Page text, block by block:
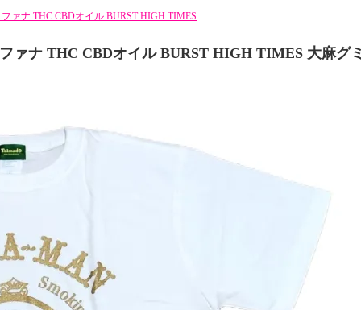
ァナ THC CBDオイル BURST HIGH TIMES
ァナ THC CBDオイル BURST HIGH TIMES 大麻グ